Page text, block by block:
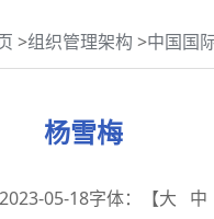
>组织管理架构 >中国国
杨雪梅
05-18字体：【大 中